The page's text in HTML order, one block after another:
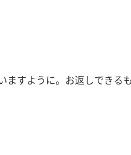
すように。お返しできる